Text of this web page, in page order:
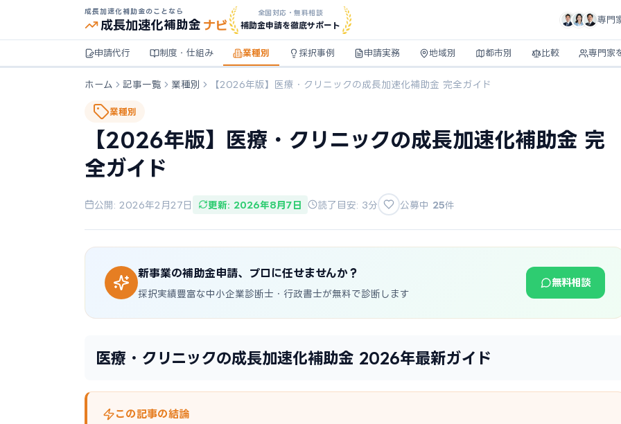
成長加速化補助金のことなら
成長加速化補助金 ナビ
全国対応・無料相談
補助金申請を徹底サポート
専門
申請代行 制度・仕組み 業種別 採択事例 申請実務 地域別 都市別 比較 専門家
ホーム 記事一覧 業種別 【2026年版】医療・クリニックの成長加速化補助金 完全ガイド
業種別
【2026年版】医療・クリニックの成長加速化補助金 完
全ガイド
公開: 2026年2月27日 更新: 2026年8月7日 読了目安: 3分 公募中 25件
新事業の補助金申請、プロに任せませんか？
採択実績豊富な中小企業診断士・行政書士が無料で診断します
無料相談
医療・クリニックの成長加速化補助金 2026年最新ガイド
この記事の結論